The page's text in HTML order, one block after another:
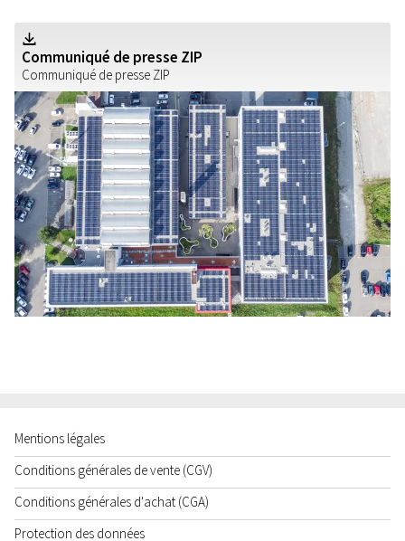
Communiqué de presse ZIP
Communiqué de presse ZIP
Z
Mentions légales
Conditions générales de vente (CGV)
Conditions générales d'achat (CGA)
Protection des données